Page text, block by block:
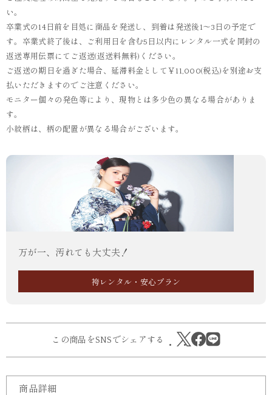
い。
卒業式の14日前を目処に商品を発送し、到着は発送後1～3日の予定で
す。卒業式終了後は、ご利用日を含む5日以内にレンタル一式を同封の
返送専用伝票にてご返送(返送料無料)ください。
ご返送の期日を過ぎた場合、延滞料金として￥11,000(税込)を別途お支
払いただきますのでご注意ください。
モニター個々の発色等により、現物とは多少色の異なる場合がありま
す。
小紋柄は、柄の配置が異なる場合がございます。
万が一、汚れても大丈夫！
袴レンタル・安心プラン
この商品をSNSでシェアする
商品詳細